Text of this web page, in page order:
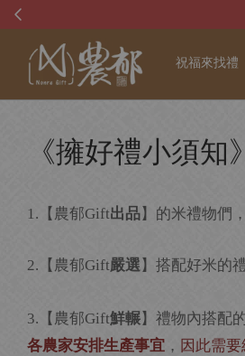
祝福來找禮
《擁好禮小須知》
1. 【農郁Gift出品】的米禮物們，
2. 【農郁Gift嚴選】搭配好米的
3. 【農郁Gift鮮輾】禮物內搭配
各農家安排生產事宜 ， 因此需